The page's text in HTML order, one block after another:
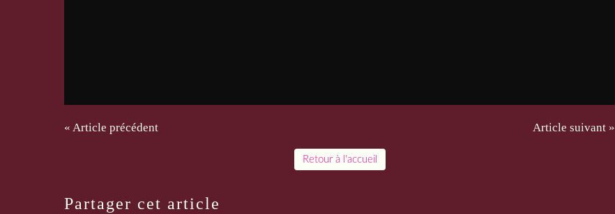
« Article précédent Article suivant »
Retour à l'accueil
Partager cet article